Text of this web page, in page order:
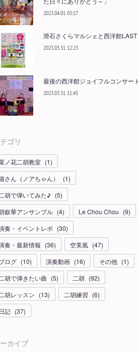
2023.04.01 03:17
滑石さくらマルシェと西洋館LAST
2023.03.31 12:23
最後の西洋館ジョイフルコンサート
2023.03.31 11:45
ゴリ
ノ花二胡教室 (1)
さん（ノアちゃん）
(1)
胡で弾いてみた♪ (5)
叙華アンサンブル (4) Le Chou Chou (9)
奏・イベントレポ (30)
奏・最新情報 (36) 空美風 (47)
ログ (10) 演奏動画 (16) その他 (1)
胡で弾きたい曲 (5) 二胡 (92)
胡レッスン (13) 二胡練習 (6)
日記 (37)
カイブ